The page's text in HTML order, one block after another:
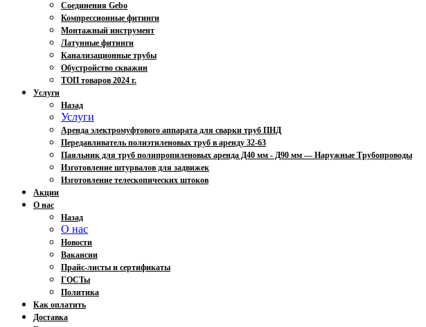
Соединения Gebo
Компрессионные фитинги
Монтажный инструмент
Латунные фитинги
Канализационные трубы
Обустройство скважин
ТОП товаров 2024 г.
Услуги
Назад
Услуги
Аренда электромуфтового аппарата для сварки труб ПНД
Передавливатель полиэтиленовых труб в аренду 32-63
Паяльник для труб полипропиленовых аренда Д40 мм - Д90 мм — Наружные Трубопроводы
Изготовление штурвалов для задвижек
Изготовление телескопических штоков
Акции
О нас
Назад
О нас
Новости
Вакансии
Прайс-листы и сертификаты
ГОСТы
Политика
Как оплатить
Доставка